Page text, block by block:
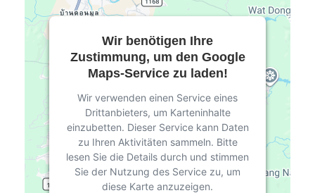
Wir benötigen Ihre
Zustimmung, um den Google
Maps-Service zu laden!
Wir verwenden einen Service eines
Drittanbieters, um Karteninhalte
einzubetten. Dieser Service kann Daten
zu Ihren Aktivitäten sammeln. Bitte
lesen Sie die Details durch und stimmen
Sie der Nutzung des Service zu, um
diese Karte anzuzeigen.